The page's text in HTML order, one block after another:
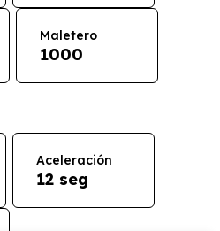
Maletero
1000
Aceleración
12 seg